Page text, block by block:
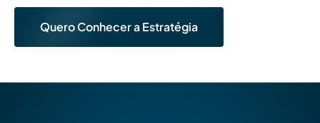
Quero Conhecer a Estratégia